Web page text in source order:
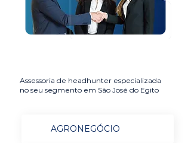
Assessoria de headhunter especializada
no seu segmento em São José do Egito
AGRONEGÓCIO